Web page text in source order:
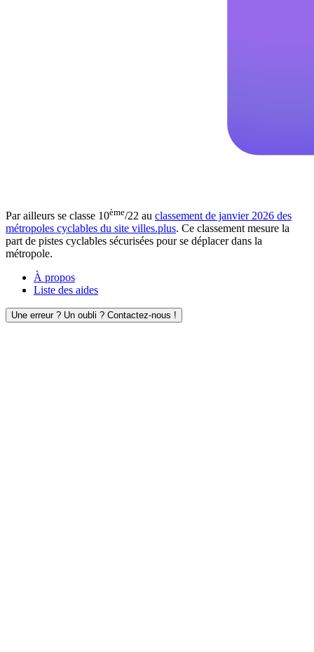
Par ailleurs se classe 10ème/22 au classement de janvier 2026 des
métropoles cyclables du site villes.plus. Ce classement mesure la
part de pistes cyclables sécurisées pour se déplacer dans la
métropole.
À propos
Liste des aides
Une erreur ? Un oubli ? Contactez-nous !